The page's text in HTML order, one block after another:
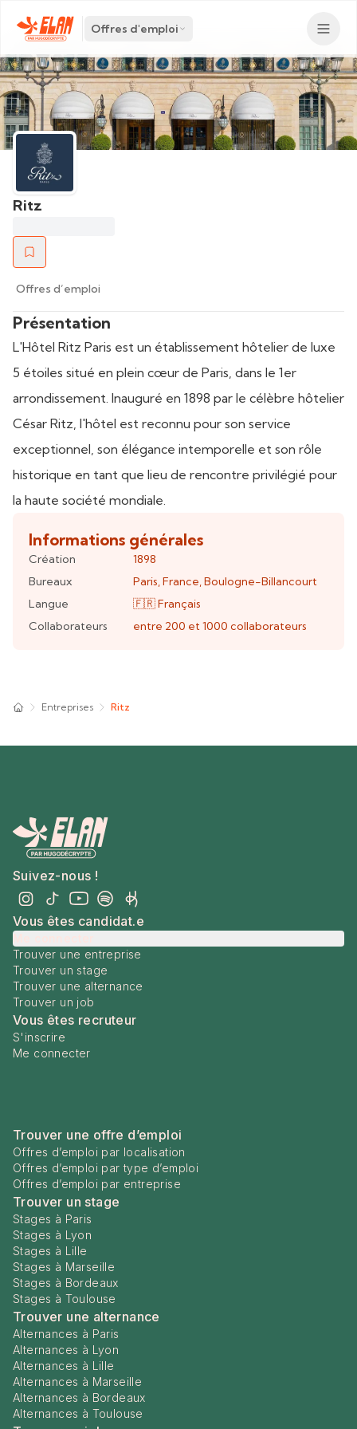
Offres d'emploi
Ritz
Offres d’emploi
Présentation
L'Hôtel Ritz Paris est un établissement hôtelier de luxe
5 étoiles situé en plein cœur de Paris, dans le 1er
arrondissement. Inauguré en 1898 par le célèbre hôtelier
César Ritz, l'hôtel est reconnu pour son service
exceptionnel, son élégance intemporelle et son rôle
historique en tant que lieu de rencontre privilégié pour
la haute société mondiale.
Informations générales
Création
1898
Bureaux
Paris,France,Boulogne-Billancourt
Langue
🇫🇷Français
Collaborateurs
entre 200 et 1000 collaborateurs
Entreprises Ritz
Suivez-nous !
Vous êtes candidat.e
Trouver une entreprise
Trouver un stage
Trouver une alternance
Trouver un job
Vous êtes recruteur
S'inscrire
Me connecter
Trouver une offre d’emploi
Offres d’emploi par localisation
Offres d’emploi par type d’emploi
Offres d’emploi par entreprise
Trouver un stage
Stages à Paris
Stages à Lyon
Stages à Lille
Stages à Marseille
Stages à Bordeaux
Stages à Toulouse
Trouver une alternance
Alternances à Paris
Alternances à Lyon
Alternances à Lille
Alternances à Marseille
Alternances à Bordeaux
Alternances à Toulouse